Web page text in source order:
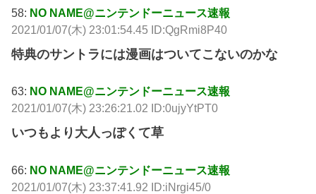
58: NO NAME@ニンテンドーニュース速報
2021/01/07(木) 23:01:54.45 ID:QgRmi8P40
特典のサントラには漫画はついてこないのかな
63: NO NAME@ニンテンドーニュース速報
2021/01/07(木) 23:26:21.02 ID:0ujyYtPT0
いつもより大人っぽくて草
66: NO NAME@ニンテンドーニュース速報
2021/01/07(木) 23:37:41.92 ID:iNrgi45/0